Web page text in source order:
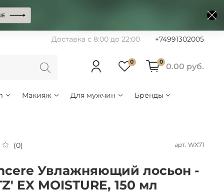
Доставка с 8:00 до 22:00 +74991302005
0 0 0.00 руб.
Макияж Для мужчин Бренды
(0) арт. WX71
Увлажняющий лосьон -
EX MOISTURE, 150 мл